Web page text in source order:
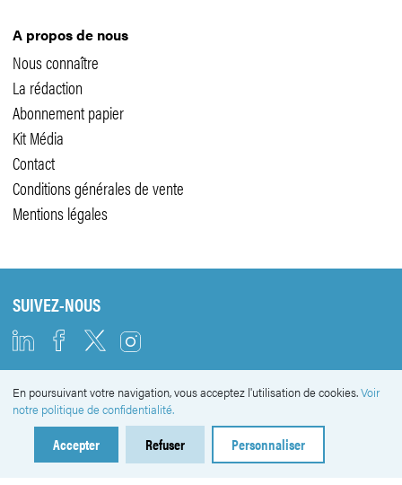
A propos de nous
Nous connaître
La rédaction
Abonnement papier
Kit Média
Contact
Conditions générales de vente
Mentions légales
SUIVEZ-NOUS
NEWSLETTER
En poursuivant votre navigation, vous acceptez l'utilisation de cookies.Voir
notre politique de confidentialité.
Accepter Refuser Personnaliser